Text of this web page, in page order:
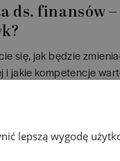
ds. finansów
się, jak będzie
i jakie kompetencje
lepszą wygodę